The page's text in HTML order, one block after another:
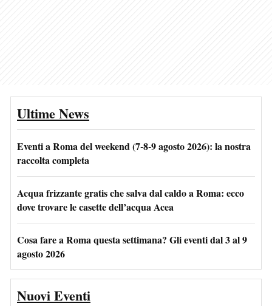
Ultime News
Eventi a Roma del weekend (7-8-9 agosto 2026): la nostra
raccolta completa
Acqua frizzante gratis che salva dal caldo a Roma: ecco
dove trovare le casette dell’acqua Acea
Cosa fare a Roma questa settimana? Gli eventi dal 3 al 9
agosto 2026
Nuovi Eventi